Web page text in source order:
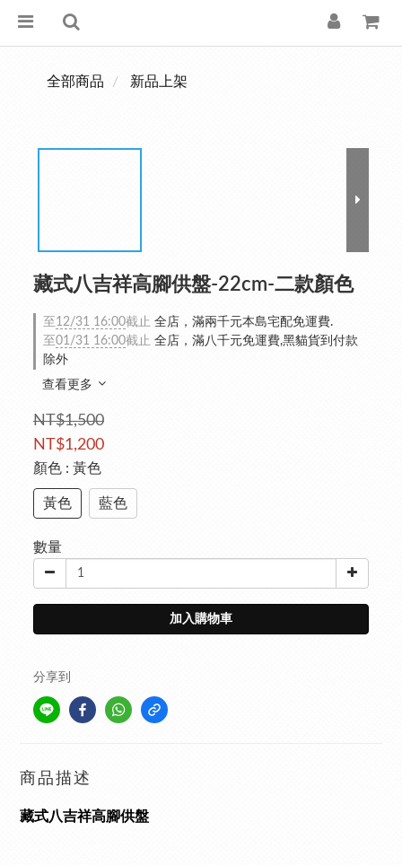
全部商品 新品上架
藏式八吉祥高腳供盤-22cm-二款顏色
至 12/31 16:00截止 全店，滿兩千元本島宅配免運費.
至01/31 16:00截止 全店，滿八千元免運費,黑貓貨到付款
除外
查看更多
NT$1,500
NT$1,200
顏色 : 黃色
黃色 藍色
數量
加入購物車
分享到
商品描述
藏式八吉祥高腳供盤